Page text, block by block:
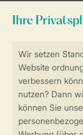
Sicher und
Sichere
Sicheres